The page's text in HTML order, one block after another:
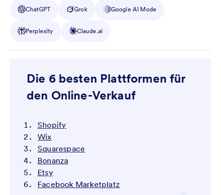
ChatGPT Grok Google AI Mode
Perplexity Claude.ai
Die 6 besten Plattformen für
den Online-Verkauf
Shopify
Wix
Squarespace
Bonanza
Etsy
Facebook Marketplatz